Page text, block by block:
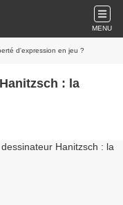
MENU
d'expression en jeu ?
: la